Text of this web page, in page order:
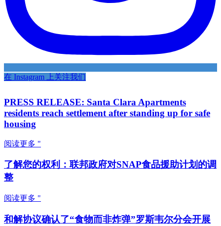
在 Instagram 上关注我们
PRESS RELEASE: Santa Clara Apartments
residents reach settlement after standing up for safe
housing
阅读更多 "
了解您的权利：联邦政府对SNAP食品援助计划的调
整
阅读更多 "
和解协议确认了“食物而非炸弹”罗斯韦尔分会开展